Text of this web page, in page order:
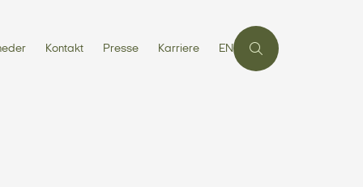
Kontakt Presse Karriere EN